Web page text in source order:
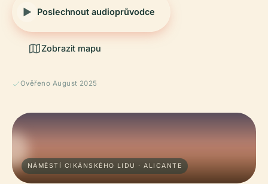
Poslechnout audioprůvodce
Zobrazit mapu
Ověřeno August 2025
NÁMĚSTÍ CIKÁNSKÉHO LIDU · ALICANTE